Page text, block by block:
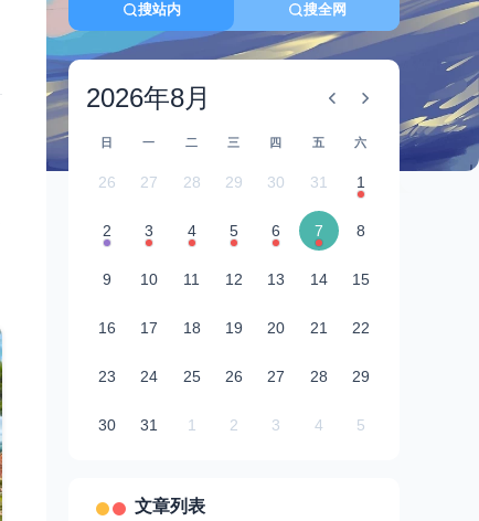
搜站内 搜全网
2026年8月
日 一 二 三 四 五 六
26 27 28 29 30 31 1
2 3 4 5 6 7 8
9 10 11 12 13 14 15
16 17 18 19 20 21 22
23 24 25 26 27 28 29
30 31 1 2 3 4 5
文章列表